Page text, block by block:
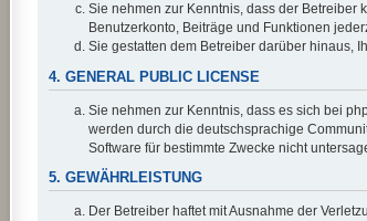
Sie nehmen zur Kenntnis, dass der Betreiber
Benutzerkonto, Beiträge und Funktionen
Sie gestatten dem Betreiber darüber hinaus,
4. GENERAL PUBLIC LICENSE
Sie nehmen zur Kenntnis, dass es sich bei
werden durch die deutschsprachige
Software für bestimmte Zwecke nicht
5. GEWÄHRLEISTUNG
Der Betreiber haftet mit Ausnahme der